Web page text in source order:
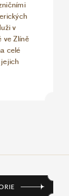
v
ve Zlíně
celé